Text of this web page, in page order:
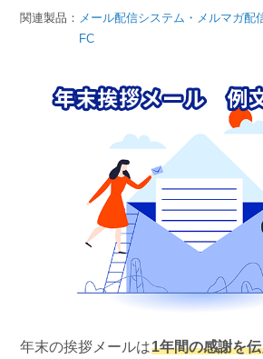
Webプッシュ通知サービス
アンケートシステム・フォーム
効果改善・顧客育成
システム連携・効率化
ブログ・各種資料
ブログ・各種資料トップ
資料ダウンロード
メール配信用語集
資料請求・お問い合
無料トライアル
東京 03-6820-0515 大阪
（平日 10:00〜18:00）
関連製品： メール配信システム・メルマガ配
FC
年末の挨拶メールは1年間の感謝を